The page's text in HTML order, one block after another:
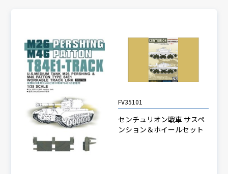
FV35101
センチュリオン戦車 サスペ
ンション＆ホイールセット